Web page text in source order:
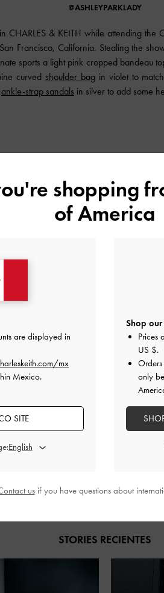
@ASHLEYPARKLADY
CHARLES & KEITH while attending the
Francisco, California. Stealing the
sports a light pink cropped bandeau
curved shoulder bagin violet to
ankle-strap sandals in silver to add some
CURVED SHOULDER BAG
METALLIC
SANDALS
STORIES RECIENTES
shopping
of America
are displayed in
mx
Mexico.
SITE
Shop
Prices
US $.
only
usif you have questions about